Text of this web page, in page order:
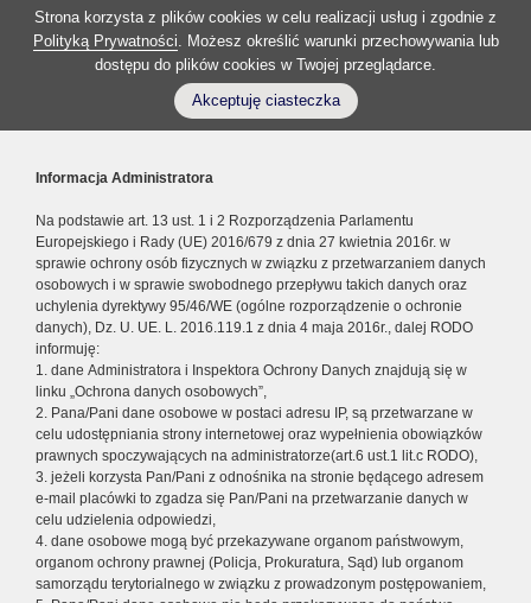
Strona korzysta z plików cookies w celu realizacji usług i zgodnie z
Polityką Prywatności. Możesz określić warunki przechowywania lub
dostępu do plików cookies w Twojej przeglądarce.
Akceptuję ciasteczka
Informacja Administratora
Na podstawie art. 13 ust. 1 i 2 Rozporządzenia Parlamentu
Europejskiego i Rady (UE) 2016/679 z dnia 27 kwietnia 2016r. w
sprawie ochrony osób fizycznych w związku z przetwarzaniem danych
osobowych i w sprawie swobodnego przepływu takich danych oraz
uchylenia dyrektywy 95/46/WE (ogólne rozporządzenie o ochronie
danych), Dz. U. UE. L. 2016.119.1 z dnia 4 maja 2016r., dalej RODO
informuję:
1. dane Administratora i Inspektora Ochrony Danych znajdują się w
linku „Ochrona danych osobowych”,
2. Pana/Pani dane osobowe w postaci adresu IP, są przetwarzane w
celu udostępniania strony internetowej oraz wypełnienia obowiązków
prawnych spoczywających na administratorze(art.6 ust.1 lit.c RODO),
3. jeżeli korzysta Pan/Pani z odnośnika na stronie będącego adresem
e-mail placówki to zgadza się Pan/Pani na przetwarzanie danych w
celu udzielenia odpowiedzi,
4. dane osobowe mogą być przekazywane organom państwowym,
organom ochrony prawnej (Policja, Prokuratura, Sąd) lub organom
samorządu terytorialnego w związku z prowadzonym postępowaniem,